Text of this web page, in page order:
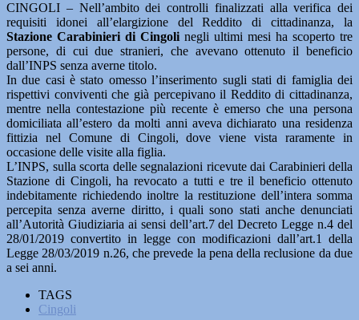
CINGOLI – Nell’ambito dei controlli finalizzati alla verifica dei
requisiti idonei all’elargizione del Reddito di cittadinanza, la
Stazione Carabinieri di Cingoli negli ultimi mesi ha scoperto tre
persone, di cui due stranieri, che avevano ottenuto il beneficio
dall’INPS senza averne titolo.
In due casi è stato omesso l’inserimento sugli stati di famiglia dei
rispettivi conviventi che già percepivano il Reddito di cittadinanza,
mentre nella contestazione più recente è emerso che una persona
domiciliata all’estero da molti anni aveva dichiarato una residenza
fittizia nel Comune di Cingoli, dove viene vista raramente in
occasione delle visite alla figlia.
L’INPS, sulla scorta delle segnalazioni ricevute dai Carabinieri della
Stazione di Cingoli, ha revocato a tutti e tre il beneficio ottenuto
indebitamente richiedendo inoltre la restituzione dell’intera somma
percepita senza averne diritto, i quali sono stati anche denunciati
all’Autorità Giudiziaria ai sensi dell’art.7 del Decreto Legge n.4 del
28/01/2019 convertito in legge con modificazioni dall’art.1 della
Legge 28/03/2019 n.26, che prevede la pena della reclusione da due
a sei anni.
TAGS
Cingoli